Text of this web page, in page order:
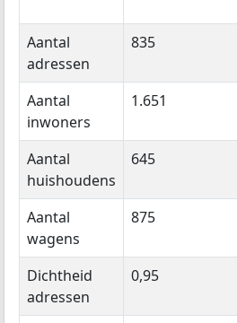
Aantal
adressen
835
Aantal
inwoners
1.651
Aantal
huishoudens
645
Aantal
wagens
875
Dichtheid
adressen
0,95